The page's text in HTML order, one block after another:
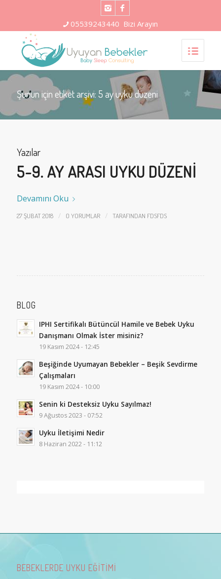
05539243440 Bizi Arayın
Şunun için etiket arşivi: 5 ay uyku düzeni
Yazılar
5-9. AY ARASI UYKU DÜZENI
Devamını Oku
27 ŞUBAT 2018 / 0 YORUMLAR / TARAFINDAN FDSFDS
BLOG
IPHI Sertifikalı Bütüncül Hamile ve Bebek Uyku
Danışmanı Olmak İster misiniz?
19 Kasım 2024 - 12:45
Beşiğinde Uyumayan Bebekler – Beşik Sevdirme
Çalışmaları
19 Kasım 2024 - 10:00
Senin ki Desteksiz Uyku Sayılmaz!
9 Ağustos 2023 - 07:52
Uyku İletişimi Nedir
8 Haziran 2022 - 11:12
BEBEKLERDE UYKU EĞİTİMİ